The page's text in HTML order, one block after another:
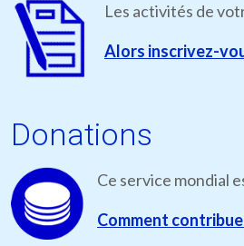
Les activités de
Alors inscrivez-
Donations
Ce service mondial
Comment